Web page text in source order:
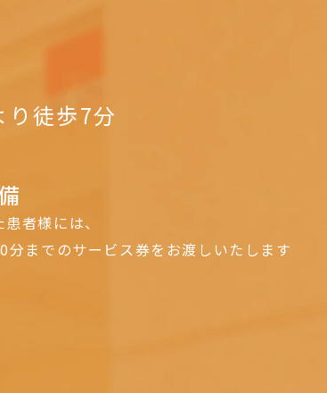
り徒歩7分
者様には、
分までのサービス券をお渡しいたします